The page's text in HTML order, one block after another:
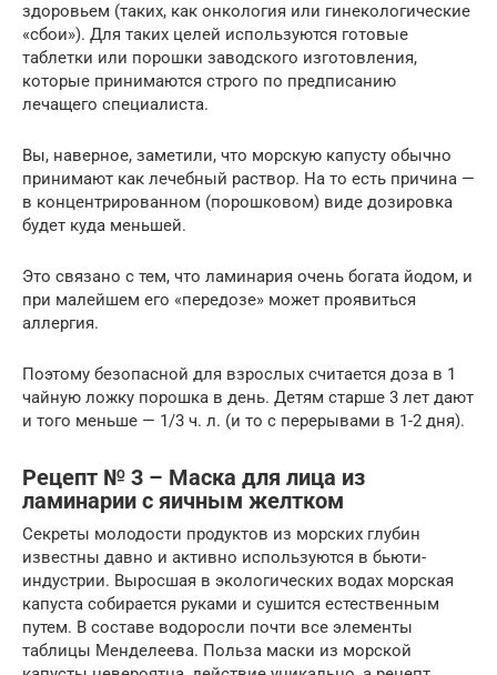
здоровьем (таких, как онкология или гинекологические
«сбои»). Для таких целей используются готовые
таблетки или порошки заводского изготовления,
которые принимаются строго по предписанию
лечащего специалиста.
Вы, наверное, заметили, что морскую капусту обычно
принимают как лечебный раствор. На то есть причина —
в концентрированном (порошковом) виде дозировка
будет куда меньшей.
Это связано с тем, что ламинария очень богата йодом, и
при малейшем его «передозе» может проявиться
аллергия.
Поэтому безопасной для взрослых считается доза в 1
чайную ложку порошка в день. Детям старше 3 лет дают
и того меньше — 1/3 ч. л. (и то с перерывами в 1-2 дня).
Рецепт № 3 – Маска для лица из
ламинарии с яичным желтком
Секреты молодости продуктов из морских глубин
известны давно и активно используются в бьюти-
индустрии. Выросшая в экологических водах морская
капуста собирается руками и сушится естественным
путем. В составе водоросли почти все элементы
таблицы Менделеева. Польза маски из морской